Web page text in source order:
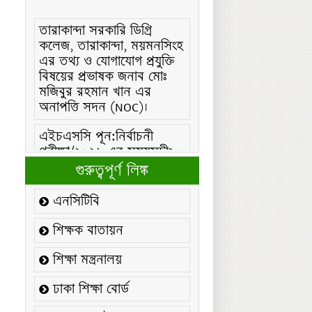
কলেজ, তারাকান্দা, ময়মনসিংহ
এর তথ্য ও যোগাযোগ প্রযুক্তি
বিষয়ের প্রভাষক জনাব মোঃ
মজিবুর রহমান খান এর
অনাপত্তি সদন (NOC)।
পরীক্ষা/২০২৬ এর সময়সূচীঃ
এইচএসসি (বিএমটি) ফরম
পূরণ/২০২৬ বিজ্ঞপ্তিঃ
এইচএসসি ফরম/২০২৬ পূরণ
বিজ্ঞপ্তিঃ
২১ ফেব্রুয়ারি/২০২৬ ইং
তারিখে “শহিদ দিবস ও
আন্তর্জাতিক মাতৃভাষা
গুরুত্বপূর্ণ লিঙ্ক
এনসিটিবি
শিক্ষক বাতায়ন
শিক্ষা মন্ত্রনালয়
ঢাকা শিক্ষা বোর্ড